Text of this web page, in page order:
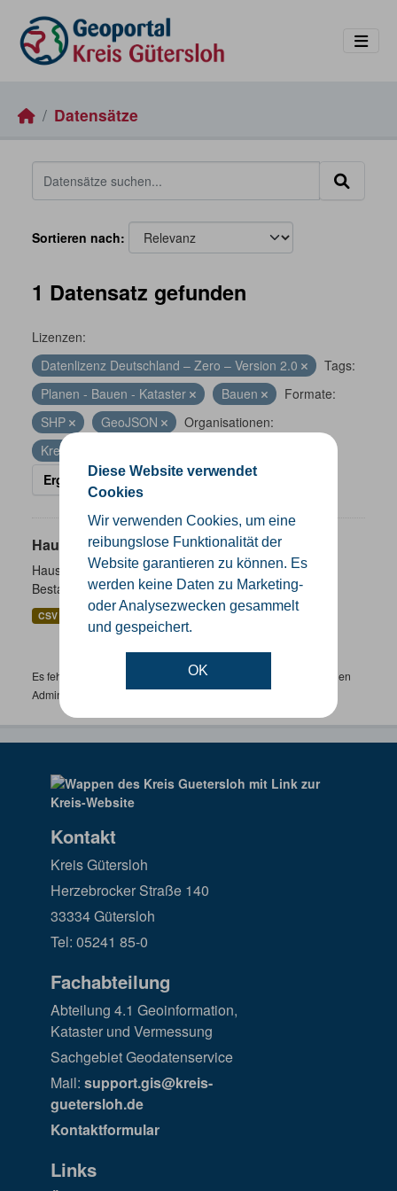
Diese Website verwendet
Cookies
Wir verwenden Cookies, um eine
reibungslose Funktionalität der
Website garantieren zu können. Es
werden keine Daten zu Marketing-
oder Analysezwecken gesammelt
und gespeichert.
OK
Datensätze
Sortieren nach
1 Datensatz gefunden
Lizenzen:
Datenlizenz Deutschland – Zero – Version 2.0
Tags:
Planen - Bauen - Kataster
Bauen
Formate:
SHP
GeoJSON
Organisationen:
Kreis Gütersloh
Ergebnisse filtern
Hausnummernkoordinaten
Hausnummernkoordinaten abgeleitet aus dem ALKIS-
Bestand
CSV SHP
Es fehlen spezifische Datensätze? Wenden Sie sich bitte an einen
Administrator unter:support.gis@kreis-guetersloh.de
Kontakt
Kreis Gütersloh
Herzebrocker Straße 140
33334 Gütersloh
Tel: 05241 85-0
Fachabteilung
Abteilung 4.1 Geoinformation,
Kataster und Vermessung
Sachgebiet Geodatenservice
Mail: support.gis@kreis-
guetersloh.de
Kontaktformular
Links